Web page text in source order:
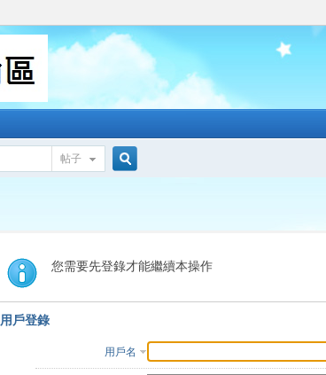
帖子
索
您需要先登錄才能繼續本操作
用戶登錄
用戶名